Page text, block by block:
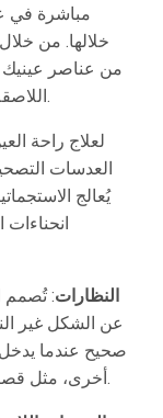
مباشرة في
خلالها. من
من عناصر
اللاصقة أو النظارات التي ستتيح لك الرؤية بوضوح.
لعلاج راحة
العدسات
يُعالج
انحناءات
النظارات: تُصمم
عن الشكل غير
صحيح عندما
أخرى، مثل قصر النظر أو طول النظر، باستخدام النظارات.